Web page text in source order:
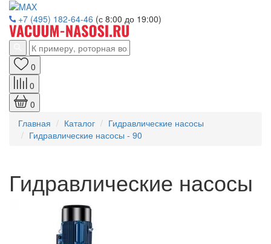
+7 (495) 182-64-46 (с 8:00 до 19:00)
0
0
0
Главная
Каталог
Гидравлические насосы
Гидравлические насосы - 90
Гидравлические насосы